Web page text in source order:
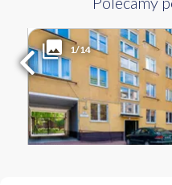
1/14Liczba pokoi
WARMIŃSKO-MAZURSKIE